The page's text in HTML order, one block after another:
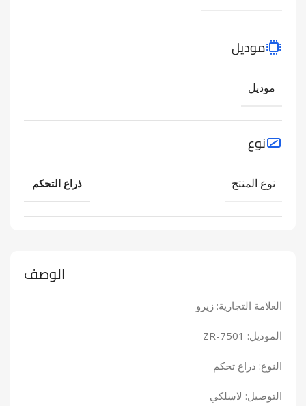
الوصف
العلامة التجارية: زيرو
الموديل: ZR-7501
النوع: ذراع تحكم
التوصيل: لاسلكي
موديل
موديل
نوع
نوع المنتج ذراع التحكم